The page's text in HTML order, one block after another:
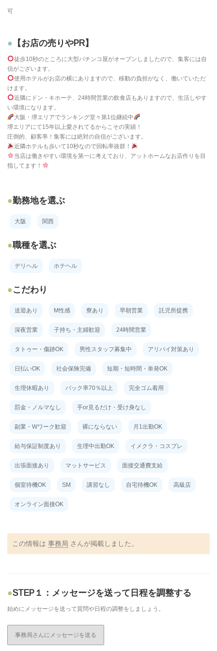
可
【お店の売りやPR】
徒歩10秒のところに大型パチンコ屋がオープンしましたので、集客には自
信がございます。
使用ホテルがお店の横にありますので、移動の負担がなく、働いていただ
けます。
近隣にドン・キホーテ、24時間営業の飲食店もありますので、生活しやす
い環境になります。
大阪・堺エリアでランキング堂々第1位継続中
堺エリアにて15年以上愛されてるからこその実績！
圧倒的、顧客率！集客には絶対の自信がございます。
近隣ホテルも歩いて10秒なので回転率抜群！
当店は働きやすい環境を第一に考えており、アットホームなお店作りを目
指してます！
勤務地を選ぶ
大阪 関西
職種を選ぶ
デリヘル ホテヘル
こだわり
送迎あり M性感 寮あり 早朝営業 託児所提携
深夜営業 子持ち・主婦歓迎 24時間営業
タトゥー・傷跡OK 男性スタッフ募集中 アリバイ対策あり
日払いOK 社会保険完備 短期・短時間・単発OK
生理休暇あり バック率70％以上 完全ゴム着用
罰金・ノルマなし 手or見るだけ・受け身なし
副業・Wワーク歓迎 裸にならない 月1出勤OK
給与保証制度あり 生理中出勤OK イメクラ・コスプレ
出張面接あり マットサービス 面接交通費支給
個室待機OK SM 講習なし 自宅待機OK 高級店
オンライン面接OK
この情報は 事務局 さんが掲載しました。
STEP１：メッセージを送って日程を調整する
始めにメッセージを送って質問や日程の調整をしましょう。
事務局さんにメッセージを送る